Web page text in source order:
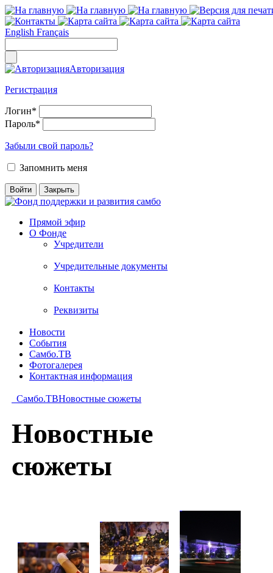
English Français
Авторизация
Регистрация
Логин*
Пароль*
Забыли свой пароль?
Запомнить меня
Прямой эфир
О Фонде
Учредители
Учредительные документы
Контакты
Реквизиты
Новости
События
Самбо.ТВ
Фотогалерея
Контактная информация
Самбо.ТВНовостные сюжеты
Новостные
сюжеты